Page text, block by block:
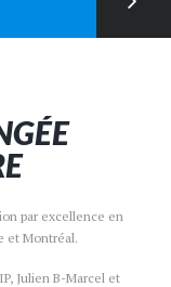
par excellence en
et Montréal.
Julien B-Marcel et